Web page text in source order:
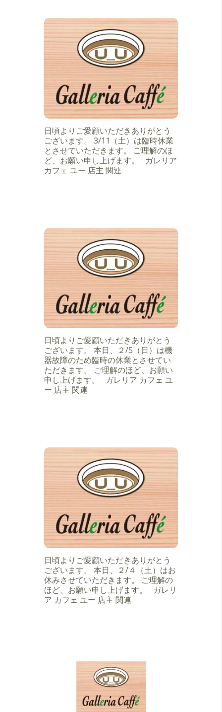
日頃よりご愛顧いただきありがとう
ございます。 3/11（土）は臨時休業
とさせていただきます。 ご理解のほ
ど、お願い申し上げます。 ガレリア
カフェ ユー 店主 関連
日頃よりご愛顧いただきありがとう
ございます。 本日、２/5（日）は機
器故障のため臨時の休業とさせてい
ただきます。 ご理解のほど、お願い
申し上げます。 ガレリア カフェ ユ
ー 店主 関連
日頃よりご愛顧いただきありがとう
ございます。 本日、２/４（土）はお
休みさせていただきます。 ご理解の
ほど、お願い申し上げます。 ガレリ
ア カフェ ユー 店主 関連